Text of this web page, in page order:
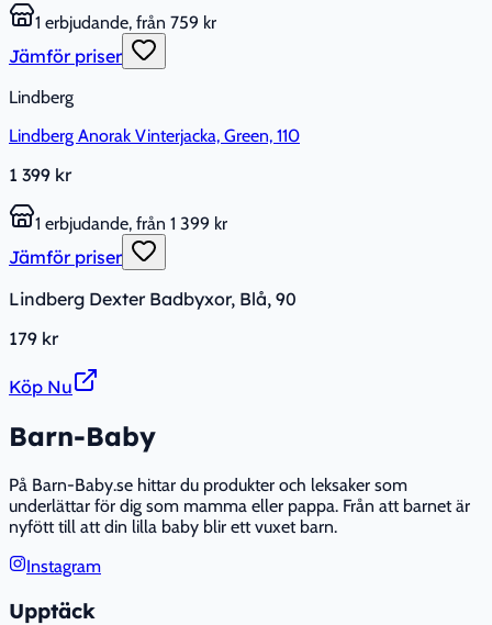
1 erbjudande, från 759 kr
Jämför priser
Lindberg
Lindberg Anorak Vinterjacka, Green, 110
1 399 kr
1 erbjudande, från 1 399 kr
Jämför priser
Lindberg Dexter Badbyxor, Blå, 90
179 kr
Köp Nu
Barn-Baby
På Barn-Baby.se hittar du produkter och leksaker som
underlättar för dig som mamma eller pappa. Från att barnet är
nyfött till att din lilla baby blir ett vuxet barn.
Instagram
Upptäck